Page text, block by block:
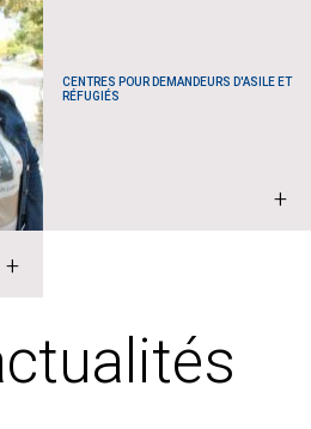
CENTRES POUR DEMANDEURS D'ASILE ET
RÉFUGIÉS
+
+